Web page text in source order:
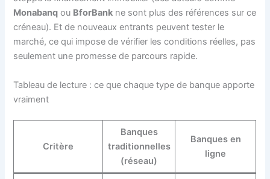
Monabanq ou BforBank ne sont plus des références sur ce
créneau). Et de nouveaux entrants peuvent tester le
marché, ce qui impose de vérifier les conditions réelles, pas
seulement une promesse de parcours rapide.
Tableau de lecture : ce que chaque type de banque apporte
vraiment
Critère
Banques
traditionnelles
(réseau)
Banques en
ligne